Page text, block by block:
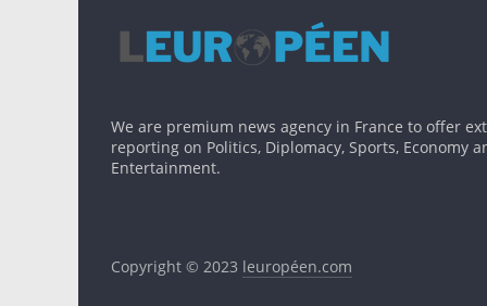
We are premium news agency in France to offer
reporting on Politics, Diplomacy, Sports, Economy
Entertainment.
Copyright © 2023 leuropéen.com